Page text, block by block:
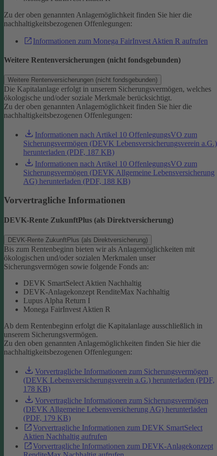
Zu der oben genannten Anlagemöglichkeit finden Sie hier die
nachhaltigkeitsbezogenen Offenlegungen:
Informationen zum Monega FairInvest Aktien R aufrufen
Weitere Rentenversicherungen (nicht fondsgebunden)
Weitere Rentenversicherungen (nicht fondsgebunden)
Die Kapitalanlage erfolgt in unserem Sicherungsvermögen, welches
ökologische und/oder soziale Merkmale berücksichtigt.
Zu der oben genannten Anlagemöglichkeit finden Sie hier die
nachhaltigkeitsbezogenen Offenlegungen:
Informationen nach Artikel 10 OffenlegungsVO zum
Sicherungsvermögen (DEVK Lebensversicherungsverein a.G.)
herunterladen (PDF, 187 KB)
Informationen nach Artikel 10 OffenlegungsVO zum
Sicherungsvermögen (DEVK Allgemeine Lebensversicherung
AG) herunterladen (PDF, 188 KB)
Vorvertragliche Informationen
DEVK-Rente ZukunftPlus (als Direktversicherung)
DEVK-Rente ZukunftPlus (als Direktversicherung)
Bis zum Rentenbeginn bieten wir als Anlagemöglichkeiten mit
ökologischen und/oder sozialen Merkmalen unser
Sicherungsvermögen sowie folgende Fonds an:
DEVK SmartSelect Aktien Nachhaltig
DEVK-Anlagekonzept RenditeMax Nachhaltig
Lupus Alpha Return I
Monega FairInvest Aktien R
Ab dem Rentenbeginn erfolgt die Kapitalanlage ausschließlich in
unserem Sicherungsvermögen.
Zu den oben genannten Anlagemöglichkeiten finden Sie hier die
nachhaltigkeitsbezogenen Offenlegungen:
Vorvertragliche Informationen zum Sicherungsvermögen
(DEVK Lebensversicherungsverein a.G.) herunterladen (PDF,
178 KB)
Vorvertragliche Informationen zum Sicherungsvermögen
(DEVK Allgemeine Lebensversicherung AG) herunterladen
(PDF, 179 KB)
Vorvertragliche Informationen zum DEVK SmartSelect
Aktien Nachhaltig aufrufen
Vorvertragliche Informationen zum DEVK-Anlagekonzept